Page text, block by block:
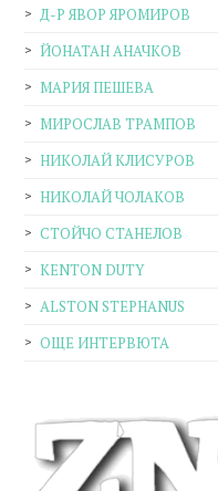
Д-Р ЯВОР ЯРОМИРОВ
ЙОНАТАН АНАЧКОВ
МАРИЯ ПЕШЕВА
МИРОСЛАВ ТРАМПОВ
НИКОЛАЙ КЛИСУРОВ
НИКОЛАЙ ЧОЛАКОВ
СТОЙЧО СТАНЕЛОВ
KENTON DUTY
ALSTON STEPHANUS
ОЩЕ ИНТЕРВЮТА